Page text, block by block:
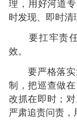
理，用好河道
时发现、即时清
要扛牢责任
效。
要严格落实
制，把巡查做
改抓在即时；
严肃追责问责，